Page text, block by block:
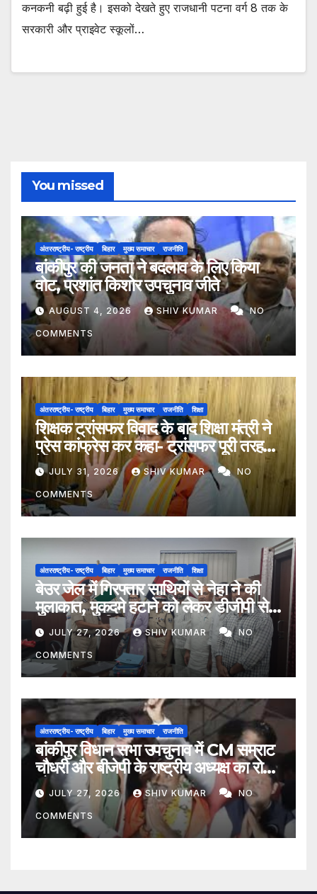
कनकनी बढ़ी हुई है। इसको देखते हुए राजधानी पटना वर्ग 8 तक के
सरकारी और प्राइवेट स्कूलों…
You missed
अंतरराष्ट्रीय- राष्ट्रीय बिहार मुख्य समाचार राजनीति
बांकीपुर की जनता ने बदलाव के लिए किया
वोट, प्रशांत किशोर उपचुनाव जीते
AUGUST 4, 2026 SHIV KUMAR NO
COMMENTS
अंतरराष्ट्रीय- राष्ट्रीय बिहार मुख्य समाचार राजनीति शिक्षा
शिक्षक ट्रांसफर विवाद के बाद शिक्षा मंत्री ने
प्रेस कांफ्रेस कर कहा- ट्रांसफर पूरी तरह
ऐच्छिक
JULY 31, 2026 SHIV KUMAR NO
COMMENTS
अंतरराष्ट्रीय- राष्ट्रीय बिहार मुख्य समाचार राजनीति शिक्षा
बेउर जेल में गिरफ्तार साथियों से नेहा ने की
मुलाकात, मुकदमे हटाने को लेकर डीजीपी से
मिला प्रतिनिधिमंडल
JULY 27, 2026 SHIV KUMAR NO
COMMENTS
अंतरराष्ट्रीय- राष्ट्रीय बिहार मुख्य समाचार राजनीति
बांकीपुर विधान सभा उपचुनाव में CM सम्राट
चौधरी और बीजेपी के राष्ट्रीय अध्यक्ष का रोड
शोJULY 27, 2026 SHIV KUMAR NO
COMMENTS